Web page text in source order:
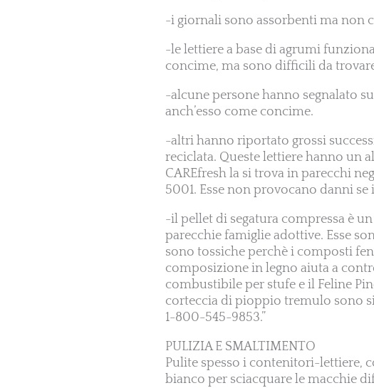
-i giornali sono assorbenti ma non
-le lettiere a base di agrumi
concime, ma sono difficili da
-alcune persone hanno segnalato
anch’esso come concime.
-altri hanno riportato grossi
reciclata. Queste lettiere hanno un
CAREfresh la si trova in parecchi
5001. Esse non provocano danni se
-il pellet di segatura compressa è
parecchie famiglie adottive. Esse
sono tossiche perchè i composti
composizione in legno aiuta a
combustibile per stufe e il Feline
corteccia di pioppio tremulo sono
1-800-545-9853.”
PULIZIA E SMALTIMENTO
Pulite spesso i contenitori-lettiere,
bianco per sciacquare le macchie